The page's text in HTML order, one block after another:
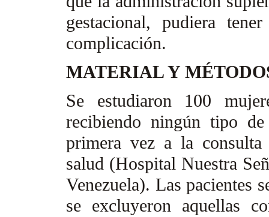
gestacional, pudiera
complicación.
MATERIAL Y
Se estudiaron 100
recibiendo ningún tipo
primera vez a la
salud (Hospital Nuestra
Venezuela). Las pacientes
se excluyeron aquellas